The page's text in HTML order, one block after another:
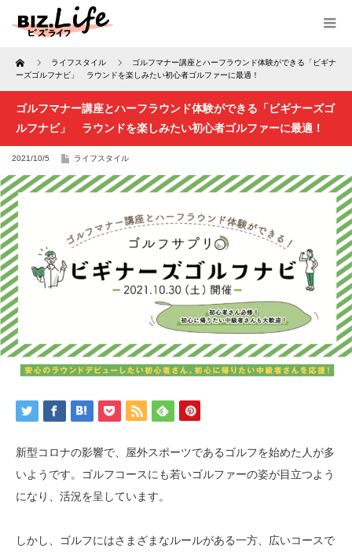
Home ライフスタイル
ゴルフマナー講座とハーフラウンド体験ができる「ビギナ
ーズゴルフナビ」 ラウンドを楽しみたい初心者ゴルファーに最適！
ゴルフマナー講座とハーフラウンド体験ができる「ビギナーズゴ
ルフナビ」 ラウンドを楽しみたい初心者ゴルファーに最適！
2021/10/5 ライフスタイル
新型コロナの影響で、屋外スポーツであるゴルフを始めた人が多
いようです。ゴルフコースにも若いゴルファーの姿が目立つよう
になり、活況を呈しています。
しかし、ゴルフにはさまざまなルールがある一方、広いコースで